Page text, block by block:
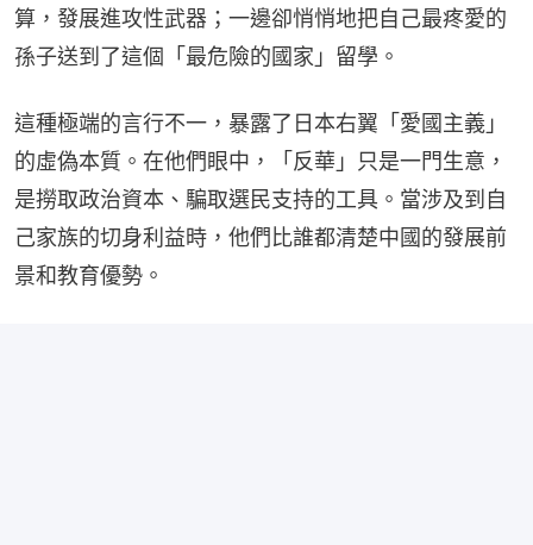
算，發展進攻性武器；一邊卻悄悄地把自己最疼愛的
孫子送到了這個「最危險的國家」留學。
這種極端的言行不一，暴露了日本右翼「愛國主義」
的虛偽本質。在他們眼中，「反華」只是一門生意，
是撈取政治資本、騙取選民支持的工具。當涉及到自
己家族的切身利益時，他們比誰都清楚中國的發展前
景和教育優勢。